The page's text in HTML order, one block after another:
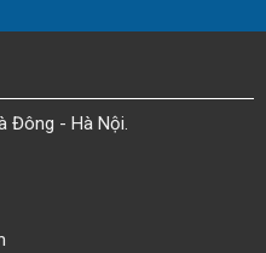
Đông - Hà Nội.